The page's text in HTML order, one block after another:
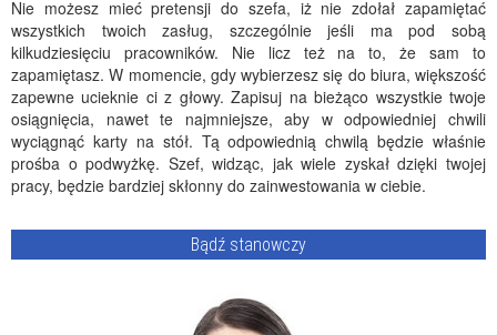
Nie możesz mieć pretensji do szefa, iż nie zdołał zapamiętać
wszystkich twoich zasług, szczególnie jeśli ma pod sobą
kilkudziesięciu pracowników. Nie licz też na to, że sam to
zapamiętasz. W momencie, gdy wybierzesz się do biura, większość
zapewne ucieknie ci z głowy. Zapisuj na bieżąco wszystkie twoje
osiągnięcia, nawet te najmniejsze, aby w odpowiedniej chwili
wyciągnąć karty na stół. Tą odpowiednią chwilą będzie właśnie
prośba o podwyżkę. Szef, widząc, jak wiele zyskał dzięki twojej
pracy, będzie bardziej skłonny do zainwestowania w ciebie.
Bądź stanowczy